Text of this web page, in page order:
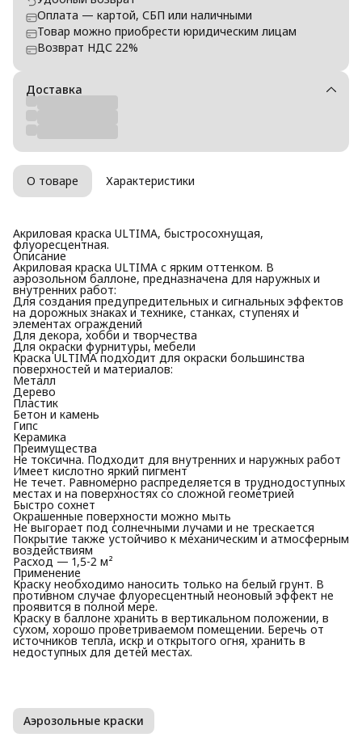
Оплата — картой, СБП или наличными
Товар можно приобрести юридическим лицам
Возврат НДС 22%
Доставка
О товаре Характеристики
Акриловая краска ULTIMA, быстросохнущая,
флуоресцентная.
Описание
Акриловая краска ULTIMA с ярким оттенком. В
аэрозольном баллоне, предназначена для наружных и
внутренних работ:
Для создания предупредительных и сигнальных эффектов
на дорожных знаках и технике, станках, ступенях и
элементах ограждений
Для декора, хобби и творчества
Для окраски фурнитуры, мебели
Краска ULTIMA подходит для окраски большинства
поверхностей и материалов:
Металл
Дерево
Пластик
Бетон и камень
Гипс
Керамика
Преимущества
Не токсична. Подходит для внутренних и наружных работ
Имеет кислотно яркий пигмент
Не течет. Равномерно распределяется в труднодоступных
местах и на поверхностях со сложной геометрией
Быстро сохнет
Окрашенные поверхности можно мыть
Не выгорает под солнечными лучами и не трескается
Покрытие также устойчиво к механическим и атмосферным
воздействиям
Расход — 1,5-2 м²
Применение
Краску необходимо наносить только на белый грунт. В
противном случае флуоресцентный неоновый эффект не
проявится в полной мере.
Краску в баллоне хранить в вертикальном положении, в
сухом, хорошо проветриваемом помещении. Беречь от
источников тепла, искр и открытого огня, хранить в
недоступных для детей местах.
Аэрозольные краски